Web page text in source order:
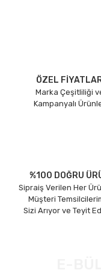
ÖZEL
Marka Çeşitliliği
Kampanyalı
%100 DOĞRU
Sipraiş Verilen Her
Müşteri
Sizi Arıyor ve Teyit